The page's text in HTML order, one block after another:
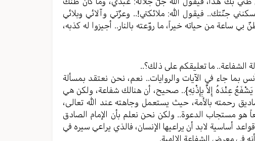
جنّتك.. فيقول الله: ملائكتي!.. وعزّتي وآلائي وبلائي
ساعة من حياته خيراً، ما روّعته بالنار.. أجيزوا له كذبه،
بما جاء في الآيات والروايات.. نعم، نحن نعتقد بمسألة
يَشْفَعُ عِنْدَهُ إِلاَّ بِإِذْنِهِ}.. صحيح، أن هنالك شفاعة، ولكن هي
رحمته بالأمة، حيث يستعمل وجاهته عند الله تعالى،
هو مستجاب الدعوة.. ولكن نحن نعلم بأن الإمام الصادق
أساسية لابد أن يراعيها الإنسان، فالذي يراعي سيره في
في معرض الشفاعة الإلهية.